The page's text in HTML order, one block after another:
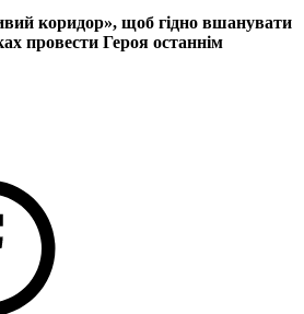
коридор», щоб гідно вшанувати
провести Героя останнім